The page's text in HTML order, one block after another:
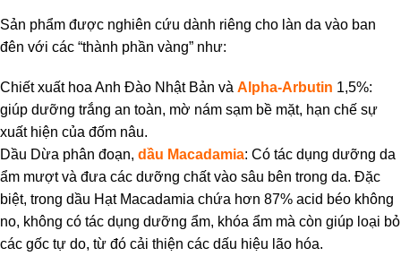
Sản phẩm được nghiên cứu dành riêng cho làn da vào ban
đên với các “thành phần vàng” như:
Chiết xuất hoa Anh Đào Nhật Bản và Alpha-Arbutin 1,5%:
giúp dưỡng trắng an toàn, mờ nám sạm bề mặt, hạn chế sự
xuất hiện của đốm nâu.
Dầu Dừa phân đoạn, dầu Macadamia: Có tác dụng dưỡng da
ẩm mượt và đưa các dưỡng chất vào sâu bên trong da. Đặc
biệt, trong dầu Hạt Macadamia chứa hơn 87% acid béo không
no, không có tác dụng dưỡng ẩm, khóa ẩm mà còn giúp loại bỏ
các gốc tự do, từ đó cải thiện các dấu hiệu lão hóa.